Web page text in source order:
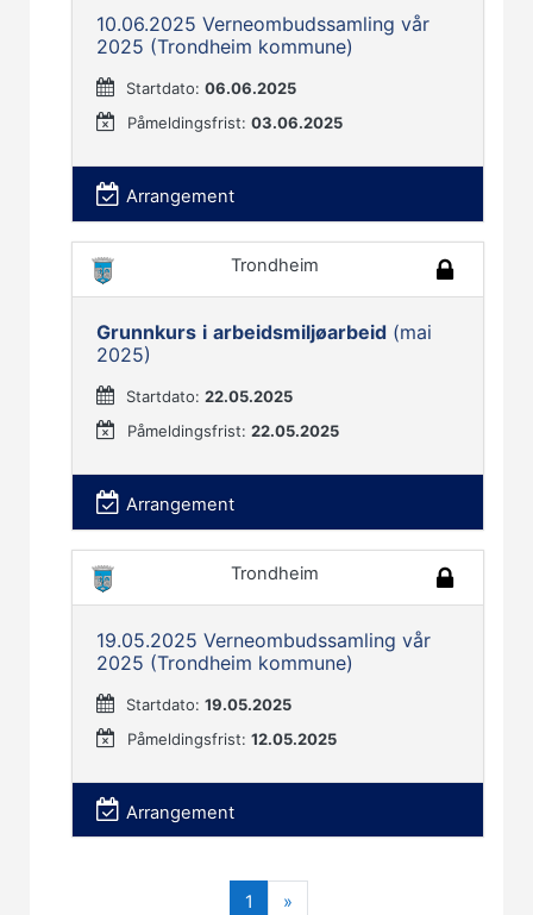
10.06.2025 Verneombudssamling vår
2025 (Trondheim kommune)
Startdato:06.06.2025
Påmeldingsfrist:03.06.2025
Arrangement
Trondheim
Grunnkurs i arbeidsmiljøarbeid (mai
2025)
Startdato:22.05.2025
Påmeldingsfrist:22.05.2025
Arrangement
Trondheim
19.05.2025 Verneombudssamling vår
2025 (Trondheim kommune)
Startdato:19.05.2025
Påmeldingsfrist:12.05.2025
Arrangement
1 (nåværende)
»Neste